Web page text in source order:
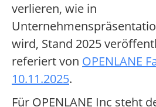
verlieren, wie in
wird, Stand 2025
referiert von OPENLANE
10.11.2025.
Für OPENLANE Inc steht